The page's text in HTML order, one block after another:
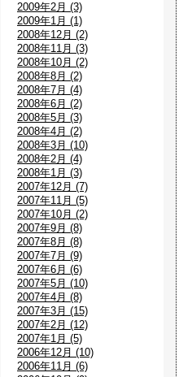
2009年2月 (3)
2009年1月 (1)
2008年12月 (2)
2008年11月 (3)
2008年10月 (2)
2008年8月 (2)
2008年7月 (4)
2008年6月 (2)
2008年5月 (3)
2008年4月 (2)
2008年3月 (10)
2008年2月 (4)
2008年1月 (3)
2007年12月 (7)
2007年11月 (5)
2007年10月 (2)
2007年9月 (8)
2007年8月 (8)
2007年7月 (9)
2007年6月 (6)
2007年5月 (10)
2007年4月 (8)
2007年3月 (15)
2007年2月 (12)
2007年1月 (5)
2006年12月 (10)
2006年11月 (6)